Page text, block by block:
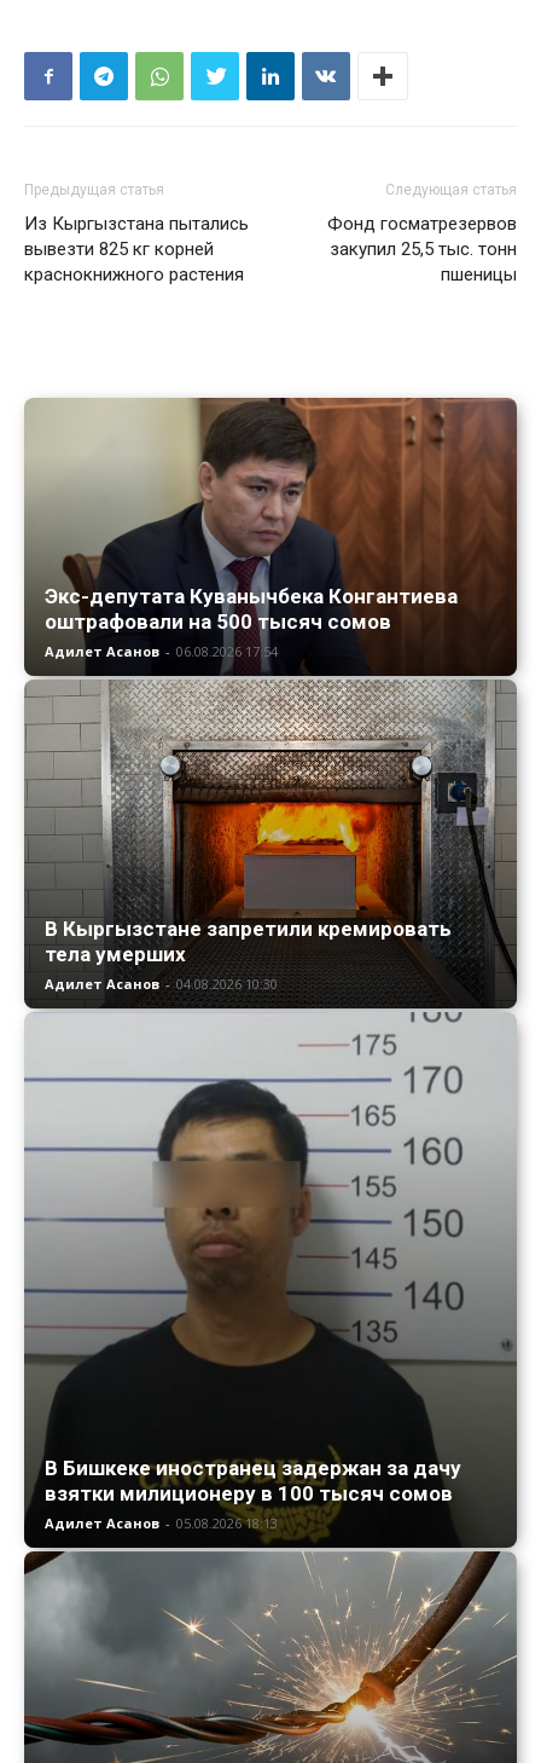
Предыдущая статья
Из Кыргызстана пытались
вывезти 825 кг корней
краснокнижного растения
Следующая статья
Фонд госматрезервов
закупил 25,5 тыс. тонн
пшеницы
Экс-депутата Куванычбека Конгантиева
оштрафовали на 500 тысяч сомов
Адилет Асанов - 06.08.2026 17:54
В Кыргызстане запретили кремировать
тела умерших
Адилет Асанов - 04.08.2026 10:30
В Бишкеке иностранец задержан за дачу
взятки милиционеру в 100 тысяч сомов
Адилет Асанов - 05.08.2026 18:13